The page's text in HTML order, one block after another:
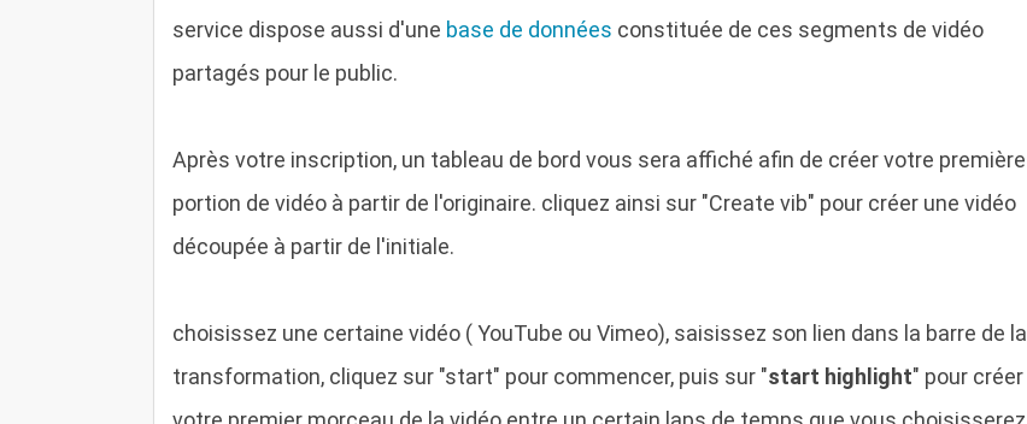
service dispose aussi d'une base de données constituée de ces segments de vidéo
partagés pour le public.
Après votre inscription, un tableau de bord vous sera affiché afin de créer votre première
portion de vidéo à partir de l'originaire. cliquez ainsi sur "Create vib" pour créer une vidéo
découpée à partir de l'initiale.
choisissez une certaine vidéo ( YouTube ou Vimeo), saisissez son lien dans la barre de la
transformation, cliquez sur "start" pour commencer, puis sur "start highlight" pour créer